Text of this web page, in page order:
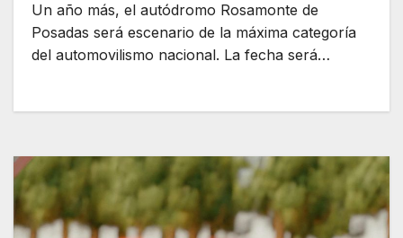
Un año más, el autódromo Rosamonte de
Posadas será escenario de la máxima categoría
del automovilismo nacional. La fecha será…